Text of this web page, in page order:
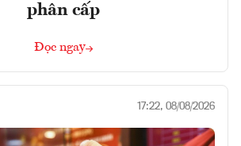
phân cấp
Đọc ngay
17:22, 08/08/2026